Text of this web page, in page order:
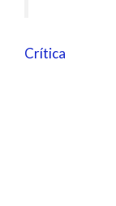
Crítica